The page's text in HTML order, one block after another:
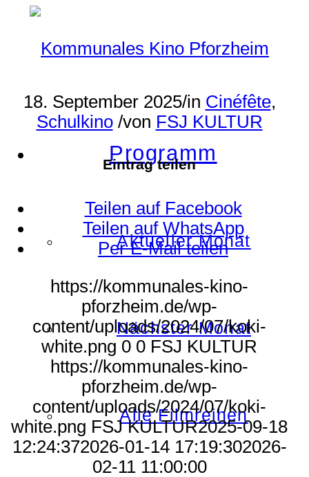
Programm
Aktueller Monat
Nächster Monat
Alle Filmreihen
18. September 2025/in Cinéfête,
Schulkino /von FSJ KULTUR
Eintrag teilen
Teilen auf Facebook
Teilen auf WhatsApp
Per E-Mail teilen
https://kommunales-kino-
pforzheim.de/wp-
content/uploads/2024/07/koki-
white.png 0 0 FSJ KULTUR
https://kommunales-kino-
pforzheim.de/wp-
content/uploads/2024/07/koki-
white.png FSJ KULTUR2025-09-18
12:24:372026-01-14 17:19:302026-
02-11 11:00:00